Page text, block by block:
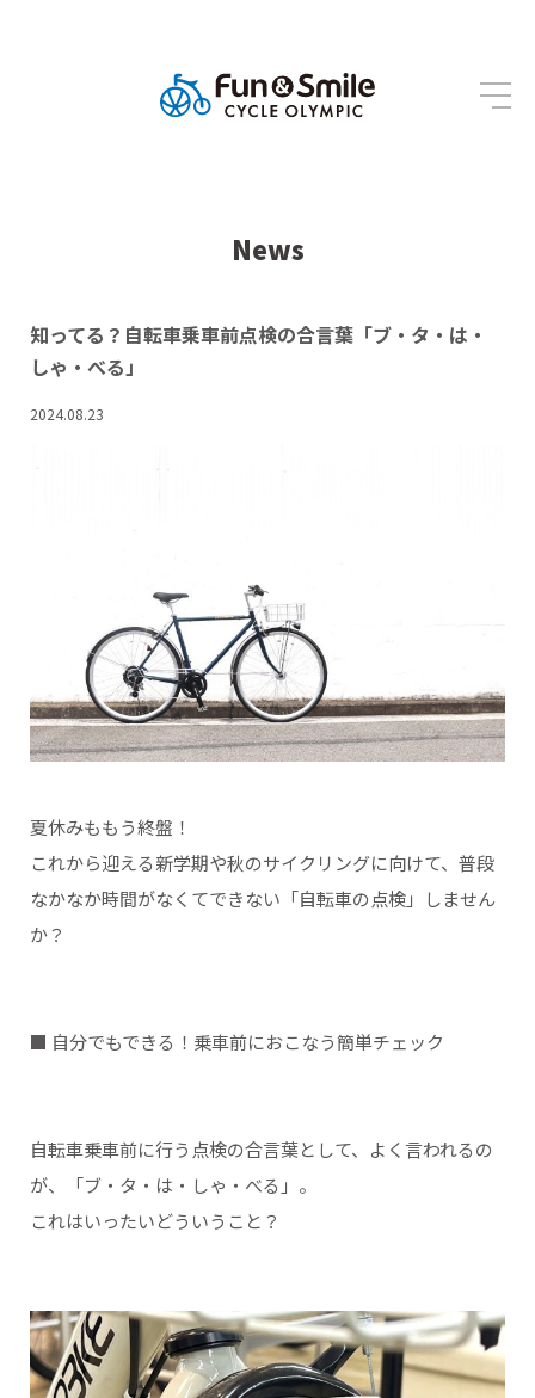
News
知ってる？自転車乗車前点検の合言葉「ブ・タ・は・
しゃ・べる」
2024.08.23
夏休みももう終盤！
これから迎える新学期や秋のサイクリングに向けて、普段
なかなか時間がなくてできない「自転車の点検」しません
か？
■ 自分でもできる！乗車前におこなう簡単チェック
自転車乗車前に行う点検の合言葉として、よく言われるの
が、「ブ・タ・は・しゃ・べる」。
これはいったいどういうこと？